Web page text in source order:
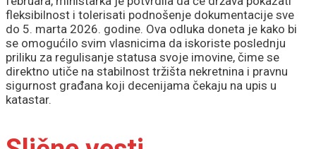
fleksibilnost i tolerisati podnošenje dokumentacije sve
do 5. marta 2026. godine. Ova odluka doneta je kako bi
se omogućilo svim vlasnicima da iskoriste poslednju
priliku za regulisanje statusa svoje imovine, čime se
direktno utiče na stabilnost tržišta nekretnina i pravnu
sigurnost građana koji decenijama čekaju na upis u
katastar.